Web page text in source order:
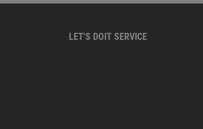
LET'S DOIT SERVICE